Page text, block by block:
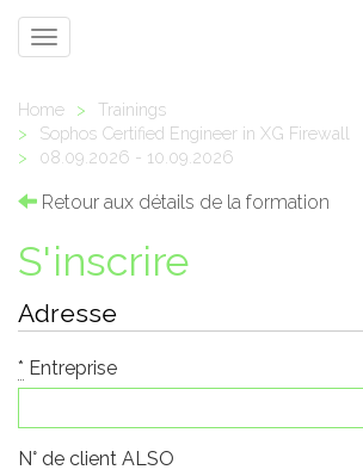
Toggle
Home >
Trainings
>
Sophos Certified Engineer in XG Firewall
>
08.09.2026 - 10.09.2026
Retour aux détails de la formation
S'inscrire
Adresse
* Entreprise
N° de client ALSO